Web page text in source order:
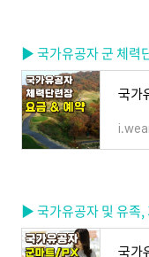
▶ 국가유공자 군 체력
▶ 국가유공자 및 유족,